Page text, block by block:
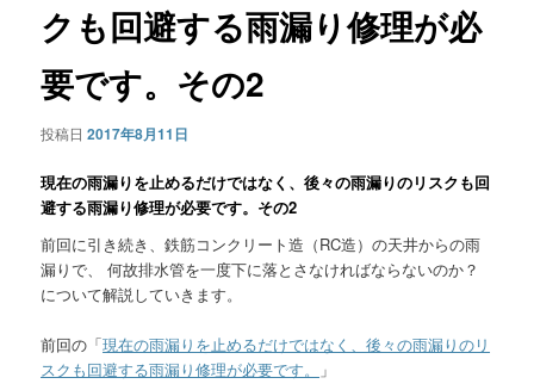
ン
クも回避する雨漏り修理が必
要です。その2
投稿日2017年8月11日
現在の雨漏りを止めるだけではなく、後々の雨漏りのリスクも回
避する雨漏り修理が必要です。その2
前回に引き続き、鉄筋コンクリート造（RC造）の天井からの雨
漏りで、 何故排水管を一度下に落とさなければならないのか？
について解説していきます。
前回の「現在の雨漏りを止めるだけではなく、後々の雨漏りのリ
スクも回避する雨漏り修理が必要です。
」